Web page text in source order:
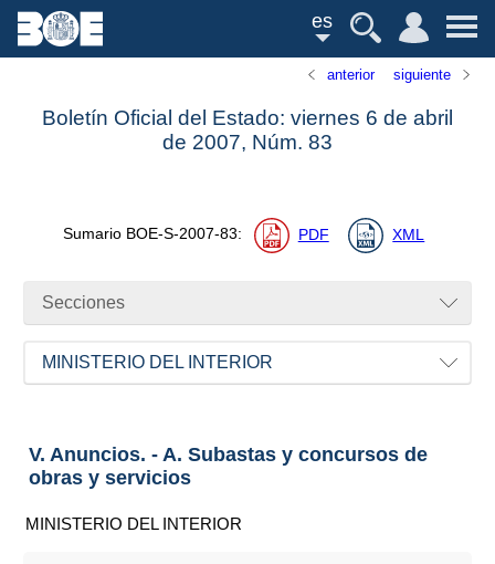
es
anterior siguiente
Boletín Oficial del Estado: viernes 6 de abril
de 2007, Núm. 83
Sumario BOE-S-2007-83: PDF XML
Secciones
MINISTERIO DEL INTERIOR
V. Anuncios. - A. Subastas y concursos de
obras y servicios
MINISTERIO DEL INTERIOR